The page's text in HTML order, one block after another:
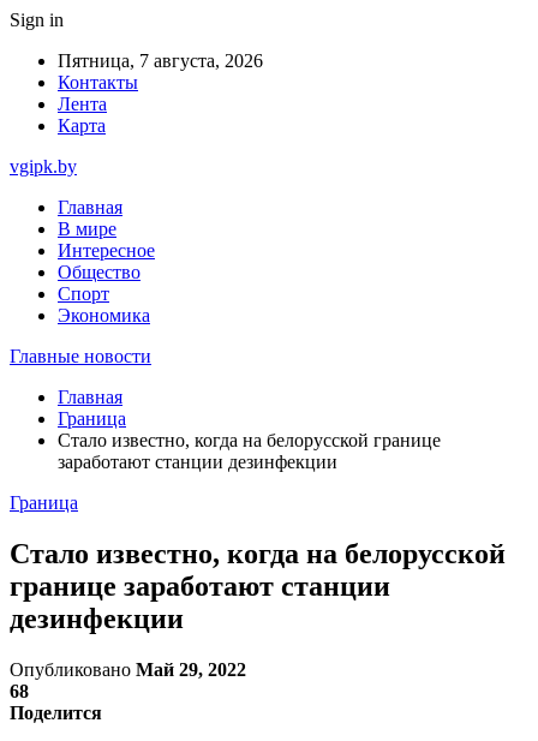
Sign in
Пятница, 7 августа, 2026
Контакты
Лента
Карта
vgipk.by
Главная
В мире
Интересное
Общество
Спорт
Экономика
Главные новости
Главная
Граница
Стало известно, когда на белорусской границе
заработают станции дезинфекции
Граница
Стало известно, когда на белорусской
границе заработают станции
дезинфекции
Опубликовано Май 29, 2022
68
Поделится